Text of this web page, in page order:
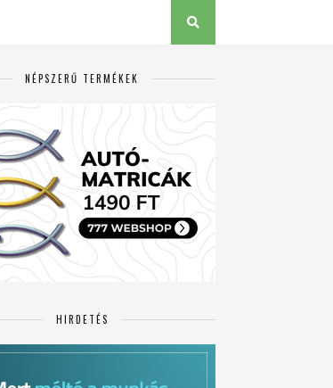
NÉPSZERŰ TERMÉKEK
HIRDETÉS